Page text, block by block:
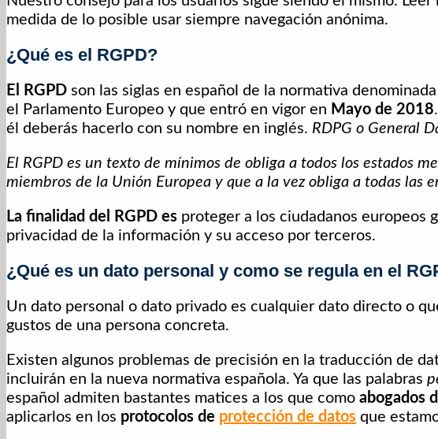
medida de lo posible usar siempre navegación anónima.
¿Qué es el RGPD?
El RGPD son las siglas en español de la normativa denominada
el Parlamento Europeo y que entró en vigor en Mayo de 2018
él deberás hacerlo con su nombre en inglés. RDPG o General
El RGPD es un texto de mínimos de obliga a todos los estados
miembros de la Unión Europea y que a la vez obliga a todas las
La finalidad del RGPD es proteger a los ciudadanos europeos
privacidad de la información y su acceso por terceros.
¿Qué es un dato personal y como se regula en el
Un dato personal o dato privado es cualquier dato directo o
gustos de una persona concreta.
Existen algunos problemas de precisión en la traducción de
incluirán en la nueva normativa española. Ya que las palabras
español admiten bastantes matices a los que como abogados
aplicarlos en los protocolos de protección de datos que